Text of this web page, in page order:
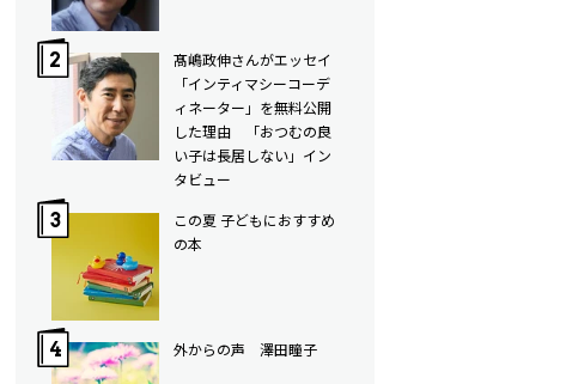
髙嶋政伸さんがエッセイ
「インティマシーコーデ
ィネーター」を無料公開
した理由 「おつむの良
い子は長居しない」イン
タビュー
この夏 子どもにおすすめ
の本
外からの声 澤田瞳子